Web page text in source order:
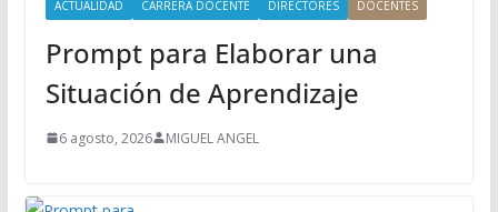
ACTUALIDAD CARRERA DOCENTE DIRECTORES DOCENTES
Prompt para Elaborar una
Situación de Aprendizaje
6 agosto, 2026 MIGUEL ANGEL